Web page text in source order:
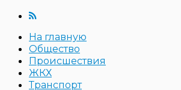
На главную
Общество
Происшествия
ЖКХ
Транспорт